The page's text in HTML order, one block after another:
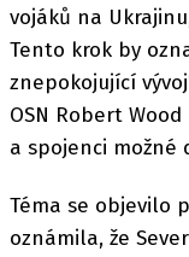
vojáků na
Tento krok by
znepokojující
OSN Robert
a spojenci možné
Téma se objevilo
oznámila, že